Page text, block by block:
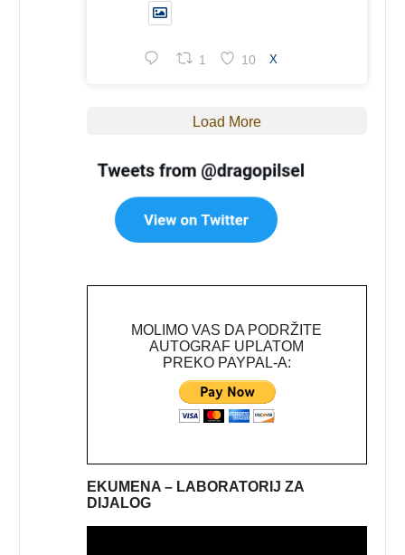
1 10 X
Load More
MOLIMO VAS DA PODRŽITE
AUTOGRAF UPLATOM
PREKO PAYPAL-A:
EKUMENA – LABORATORIJ ZA
DIJALOG